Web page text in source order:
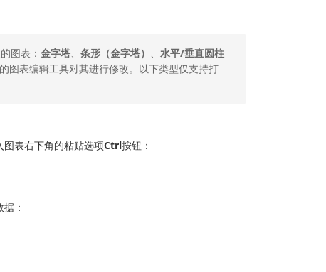
图表： 金字塔 条形（金字塔）
水平/垂直圆柱
图表编辑工具对其进行修改。以下类型仅支持打
表右下角的粘贴选项Ctrl按钮：
：